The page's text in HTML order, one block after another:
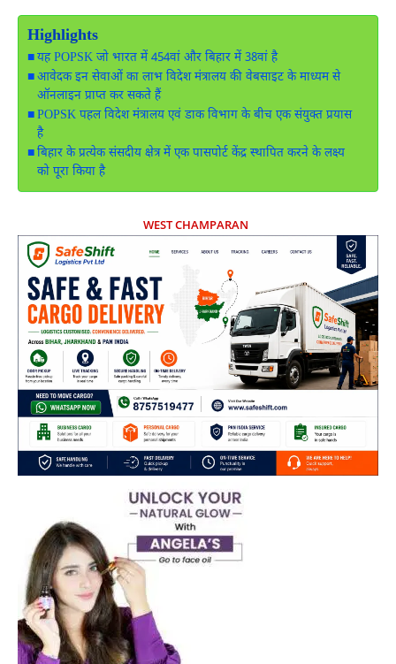
Highlights
यह POPSK जो भारत में 454वां और बिहार में 38वां है
आवेदक इन सेवाओं का लाभ विदेश मंत्रालय की वेबसाइट के माध्यम से
ऑनलाइन प्राप्त कर सकते हैं
POPSK पहल विदेश मंत्रालय एवं डाक विभाग के बीच एक संयुक्त प्रयास
है
बिहार के प्रत्येक संसदीय क्षेत्र में एक पासपोर्ट केंद्र स्थापित करने के लक्ष्य
को पूरा किया है
WEST CHAMPARAN